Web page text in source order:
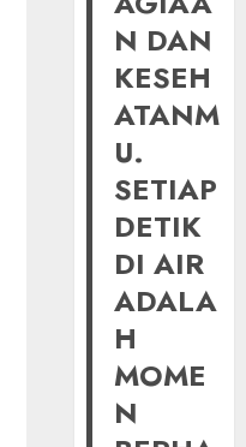
N DAN
KESEH
ATANM
U.
SETIAP
DETIK
DI AIR
ADALA
H
MOME
N